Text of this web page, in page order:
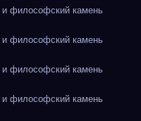
философский камень
философский камень
философский камень
философский камень